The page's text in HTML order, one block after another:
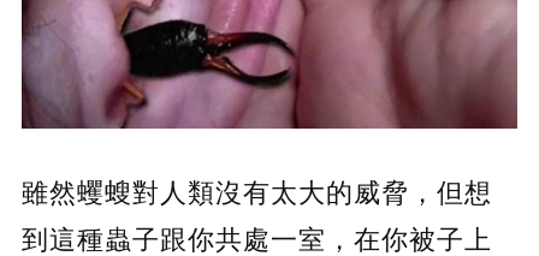
雖然蠼螋對人類沒有太大的威脅，但想
到這種蟲子跟你共處一室，在你被子上